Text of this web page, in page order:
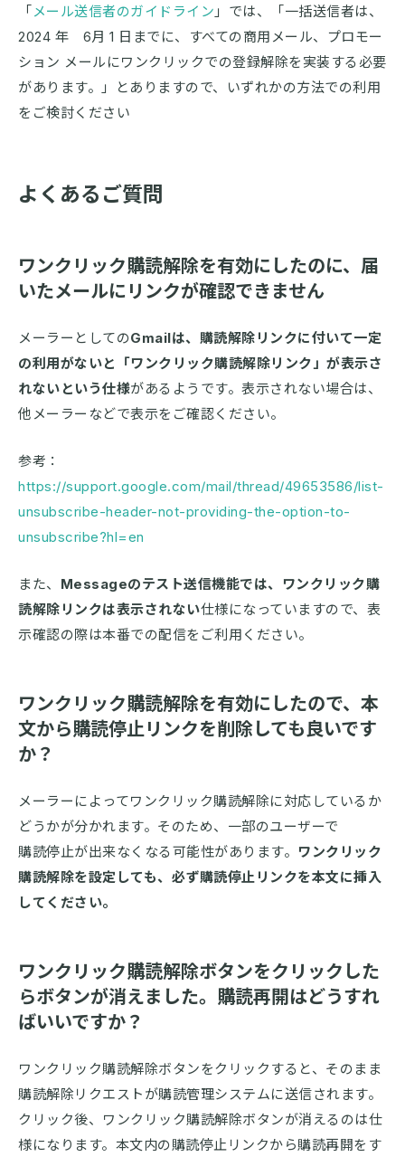
「 メール送信者のガイドライン 」では、「一括送信者は、
2024 年 6月 1 日までに、すべての商用メール、プロモー
ション メールにワンクリックでの登録解除を実装する必要
があります。」とありますので、いずれかの方法での利用
をご検討ください
よくあるご質問
ワンクリック購読解除を有効にしたのに、届
いたメールにリンクが確認できません
メーラーとしてのGmailは、購読解除リンクに付いて一定
の利用がないと「ワンクリック購読解除リンク」が表示さ
れないという仕様があるようです。表示されない場合は、
他メーラーなどで表示をご確認ください。
参考：
https://support.google.com/mail/thread/49653586/list-
unsubscribe-header-not-providing-the-option-to-
unsubscribe?hl=en
また、 Messageのテスト送信機能では、ワンクリック購
読解除リンクは表示されない仕様になっていますので、表
示確認の際は本番での配信をご利用ください。
ワンクリック購読解除を有効にしたので、本
文から購読停止リンクを削除しても良いです
か？
メーラーによってワンクリック購読解除に対応しているか
どうかが分かれます。そのため、一部のユーザーで
購読停止が出来なくなる可能性があります。 ワンクリック
購読解除を設定しても、必ず購読停止リンクを本文に挿入
してください。
ワンクリック購読解除ボタンをクリックした
らボタンが消えました。購読再開はどうすれ
ばいいですか？
ワンクリック購読解除ボタンをクリックすると、そのまま
購読解除リクエストが購読管理システムに送信されます。
クリック後、ワンクリック購読解除ボタンが消えるのは仕
様になります。本文内の購読停止リンクから購読再開をす